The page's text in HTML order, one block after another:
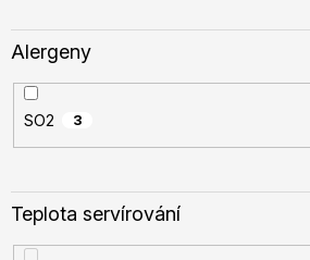
Alergeny
SO2 3
Teplota servírování